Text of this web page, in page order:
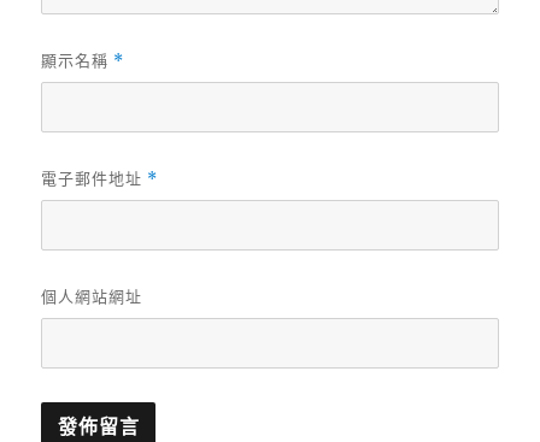
顯示名稱 *
電子郵件地址 *
個人網站網址